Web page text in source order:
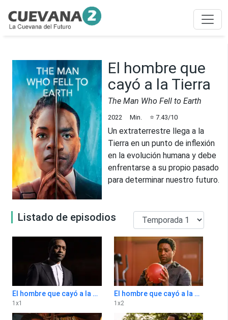
El hombre que
cayó a la Tierra
The Man Who Fell to Earth
2022 Min. ⭐ 7.43/10
Un extraterrestre llega a la
Tierra en un punto de inflexión
en la evolución humana y debe
enfrentarse a su propio pasado
para determinar nuestro futuro.
Listado de episodios
El hombre que cayó a la Tierra 1x1
1 x1
El hombre que cayó a la Tierra 1x2
1 x2